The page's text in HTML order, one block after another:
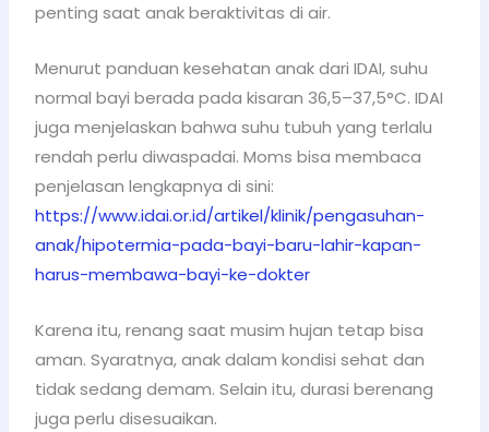
penting saat anak beraktivitas di air.
Menurut panduan kesehatan anak dari IDAI, suhu
normal bayi berada pada kisaran 36,5–37,5°C. IDAI
juga menjelaskan bahwa suhu tubuh yang terlalu
rendah perlu diwaspadai. Moms bisa membaca
penjelasan lengkapnya di sini:
https://www.idai.or.id/artikel/klinik/pengasuhan-
anak/hipotermia-pada-bayi-baru-lahir-kapan-
harus-membawa-bayi-ke-dokter
Karena itu, renang saat musim hujan tetap bisa
aman. Syaratnya, anak dalam kondisi sehat dan
tidak sedang demam. Selain itu, durasi berenang
juga perlu disesuaikan.